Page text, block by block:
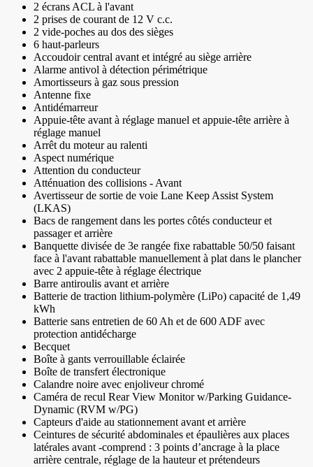
2 écrans ACL à l'avant
2 prises de courant de 12 V c.c.
2 vide-poches au dos des sièges
6 haut-parleurs
Accoudoir central avant et intégré au siège arrière
Alarme antivol à détection périmétrique
Amortisseurs à gaz sous pression
Antenne fixe
Antidémarreur
Appuie-tête avant à réglage manuel et appuie-tête arrière à
réglage manuel
Arrêt du moteur au ralenti
Aspect numérique
Attention du conducteur
Atténuation des collisions - Avant
Avertisseur de sortie de voie Lane Keep Assist System
(LKAS)
Bacs de rangement dans les portes côtés conducteur et
passager et arrière
Banquette divisée de 3e rangée fixe rabattable 50/50 faisant
face à l'avant rabattable manuellement à plat dans le plancher
avec 2 appuie-tête à réglage électrique
Barre antiroulis avant et arrière
Batterie de traction lithium-polymère (LiPo) capacité de 1,49
kWh
Batterie sans entretien de 60 Ah et de 600 ADF avec
protection antidécharge
Becquet
Boîte à gants verrouillable éclairée
Boîte de transfert électronique
Calandre noire avec enjoliveur chromé
Caméra de recul Rear View Monitor w/Parking Guidance-
Dynamic (RVM w/PG)
Capteurs d'aide au stationnement avant et arrière
Ceintures de sécurité abdominales et épaulières aux places
latérales avant -comprend : 3 points d’ancrage à la place
arrière centrale, réglage de la hauteur et prétendeurs